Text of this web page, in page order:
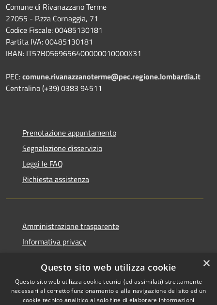
Comune di Rivanazzano Terme
27055 - P.zza Cornaggia, 71
Codice Fiscale: 00485130181
Partita IVA: 00485130181
IBAN: IT57B0569656400000010000X31
PEC:comune.rivanazzanoterme@pec.regione.lombardia.it
Centralino (+39) 0383 94511
Prenotazione appuntamento
Segnalazione disservizio
Leggi le FAQ
Richiesta assistenza
Amministrazione trasparente
Informativa privacy
Dichiarazione di accessibilità
×
Questo sito web utilizza cookie
Questo sito web utilizza cookie tecnici (ed assimilati) strettamente
necessari al corretto funzionamento e alla navigazione del sito ed un
cookie tecnico analitico al solo fine di elaborare informazioni